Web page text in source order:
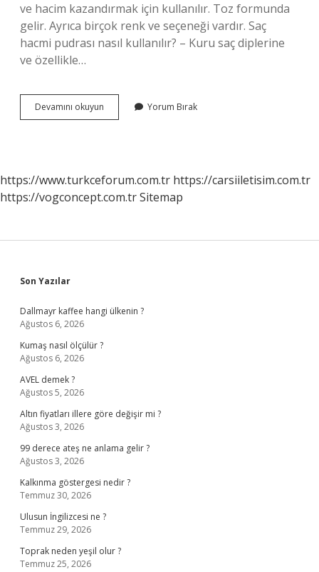
ve hacim kazandırmak için kullanılır. Toz formunda
gelir. Ayrıca birçok renk ve seçeneği vardır. Saç
hacmi pudrası nasıl kullanılır? – Kuru saç diplerine
ve özellikle…
Devamını okuyun
Hacim
Yarar
Yorum Bırak
https://www.turkceforum.com.tr https://carsiiletisim.com.tr
https://vogconcept.com.trSitemap
Sidebar
Son Yazılar
Dallmayr kaffee hangi ülkenin ?
Ağustos 6, 2026
Kumaş nasıl ölçülür ?
Ağustos 6, 2026
AVEL demek ?
Ağustos 5, 2026
Altın fiyatları illere göre değişir mi ?
Ağustos 3, 2026
99 derece ateş ne anlama gelir ?
Ağustos 3, 2026
Kalkınma göstergesi nedir ?
Temmuz 30, 2026
Ulusun İngilizcesi ne ?
Temmuz 29, 2026
Toprak neden yeşil olur ?
Temmuz 25, 2026